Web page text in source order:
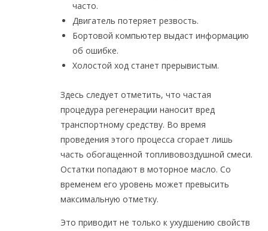
часто.
Двигатель потеряет резвость.
Бортовой компьютер выдаст информацию
об ошибке.
Холостой ход станет прерывистым.
Здесь следует отметить, что частая
процедура регенерации наносит вред
транспортному средству. Во время
проведения этого процесса сгорает лишь
часть обогащенной топливовоздушной смеси.
Остатки попадают в моторное масло. Со
временем его уровень может превысить
максимальную отметку.
Это приводит не только к ухудшению свойств